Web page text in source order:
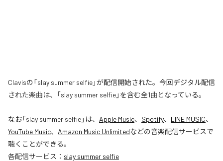
Clavisの「slay summer selfie」が配信開始された。今回デジタル配信
された楽曲は、「slay summer selfie」を含む全1曲となっている。
なお「slay summer selfie」は、 Apple Music、 Spotify、 LINE MUSIC、
YouTube Music、 Amazon Music Unlimitedなどの音楽配信サービスで
聴くことができる。
各配信サービス： slay summer selfie